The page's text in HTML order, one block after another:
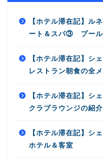
【ホテル滞在記】ル
ート＆スパ③ プール
【ホテル滞在記】シ
レストラン朝食の全
【ホテル滞在記】シ
クラブラウンジの紹介
【ホテル滞在記】シ
ホテル＆客室